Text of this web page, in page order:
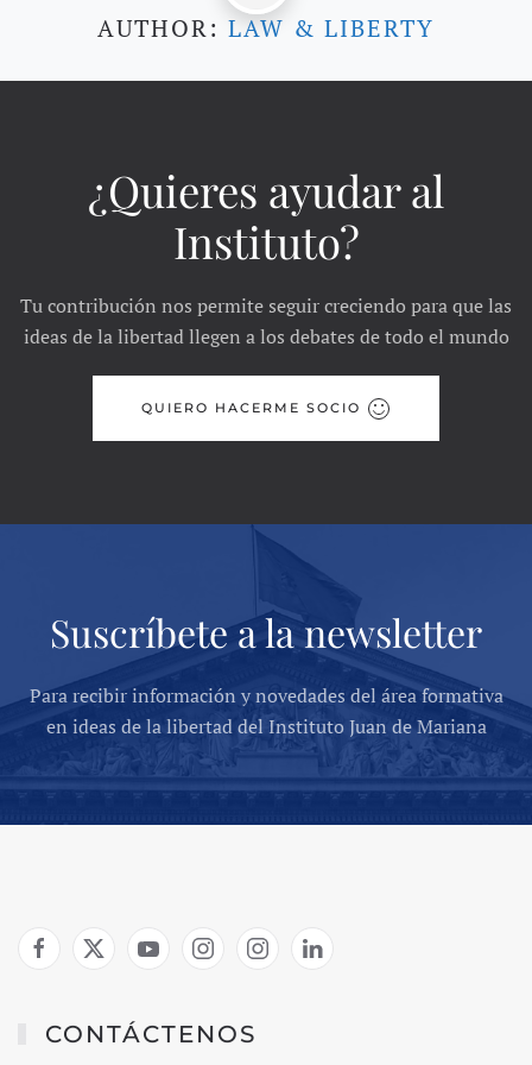
AUTHOR: LAW & LIBERTY
¿Quieres ayudar al
Instituto?
Tu contribución nos permite seguir creciendo para que las
ideas de la libertad llegen a los debates de todo el mundo
QUIERO HACERME SOCIO
Suscríbete a la newsletter
Para recibir información y novedades del área formativa
en ideas de la libertad del Instituto Juan de Mariana
CONTÁCTENOS